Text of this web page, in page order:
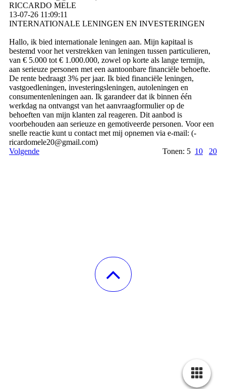
RICCARDO MELE
13-07-26 11:09:11
INTERNATIONALE LENINGEN EN INVESTERINGEN
Hallo, ik bied internationale leningen aan. Mijn kapitaal is
bestemd voor het verstrekken van leningen tussen particulieren,
van € 5.000 tot € 1.000.000, zowel op korte als lange termijn,
aan serieuze personen met een aantoonbare financiële behoefte.
De rente bedraagt ​​3% per jaar. Ik bied financiële leningen,
vastgoedleningen, investeringsleningen, autoleningen en
consumentenleningen aan. Ik garandeer dat ik binnen één
werkdag na ontvangst van het aanvraagformulier op de
behoeften van mijn klanten zal reageren. Dit aanbod is
voorbehouden aan serieuze en gemotiveerde personen. Voor een
snelle reactie kunt u contact met mij opnemen via e-mail: (­
ricardomele20@­gmail.­com)­
Volgende
Tonen: 5 10 20